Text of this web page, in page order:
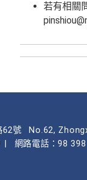
若有相關
62號
No.62,
網路電話：98